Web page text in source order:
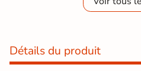
Détails du produit